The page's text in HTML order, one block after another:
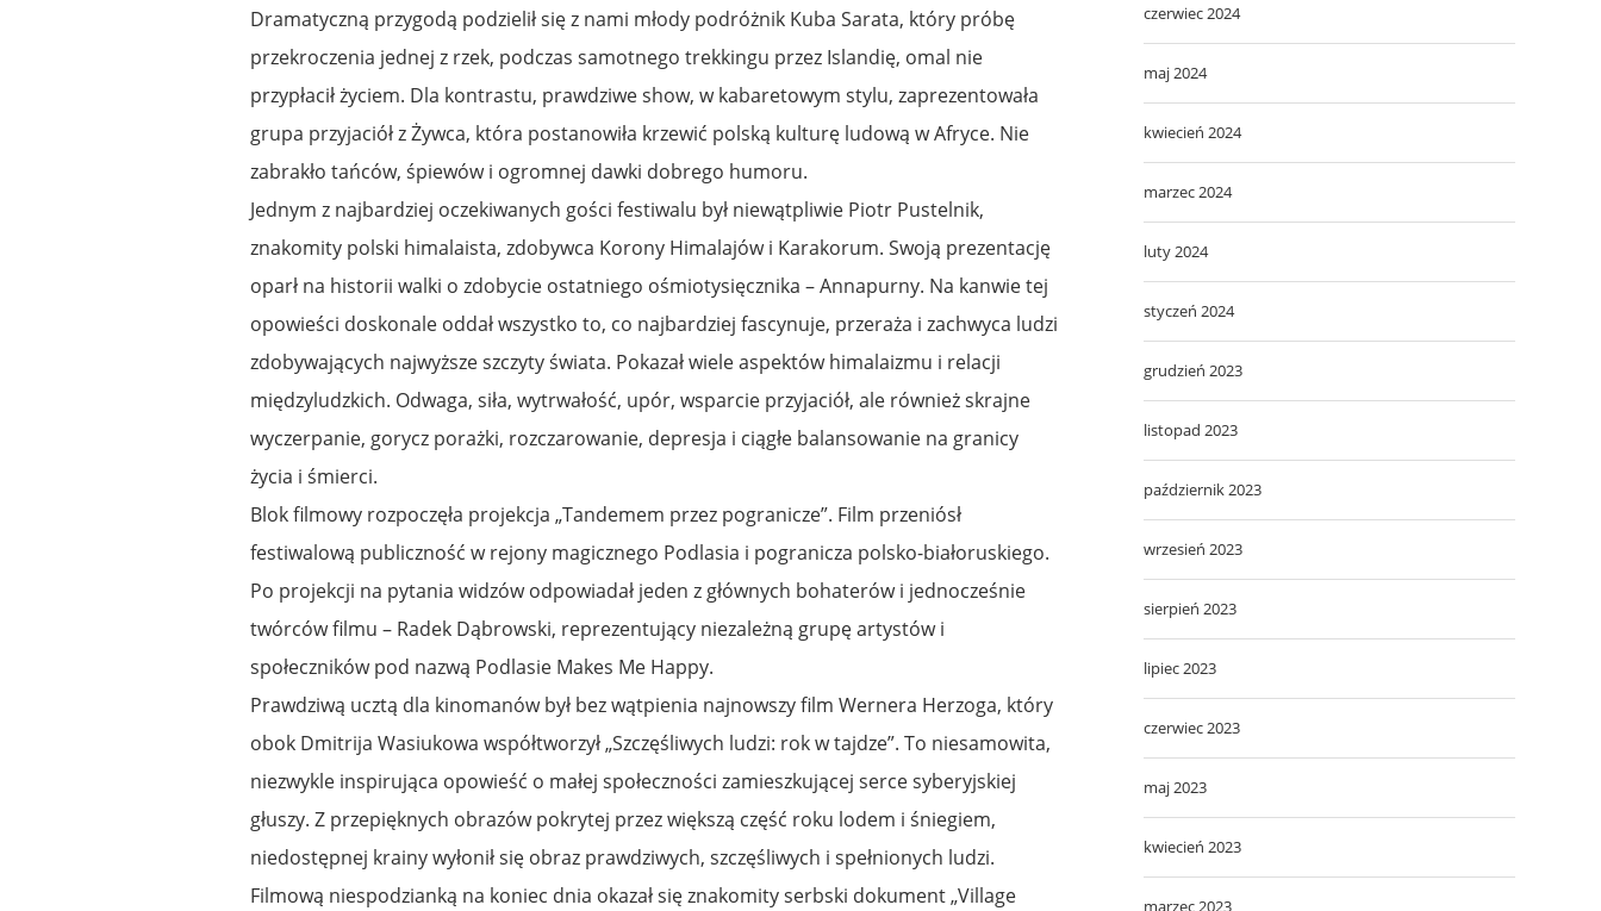
Dramatyczną przygodą podzielił się z nami młody podróżnik Kuba Sarata, który próbę
przekroczenia jednej z rzek, podczas samotnego trekkingu przez Islandię, omal nie
przypłacił życiem. Dla kontrastu, prawdziwe show, w kabaretowym stylu, zaprezentowała
grupa przyjaciół z Żywca, która postanowiła krzewić polską kulturę ludową w Afryce. Nie
zabrakło tańców, śpiewów i ogromnej dawki dobrego humoru.
Jednym z najbardziej oczekiwanych gości festiwalu był niewątpliwie Piotr Pustelnik,
znakomity polski himalaista, zdobywca Korony Himalajów i Karakorum. Swoją prezentację
oparł na historii walki o zdobycie ostatniego ośmiotysięcznika – Annapurny. Na kanwie tej
opowieści doskonale oddał wszystko to, co najbardziej fascynuje, przeraża i zachwyca ludzi
zdobywających najwyższe szczyty świata. Pokazał wiele aspektów himalaizmu i relacji
międzyludzkich. Odwaga, siła, wytrwałość, upór, wsparcie przyjaciół, ale również skrajne
wyczerpanie, gorycz porażki, rozczarowanie, depresja i ciągłe balansowanie na granicy
życia i śmierci.
Blok filmowy rozpoczęła projekcja „Tandemem przez pogranicze”. Film przeniósł
festiwalową publiczność w rejony magicznego Podlasia i pogranicza polsko-białoruskiego.
Po projekcji na pytania widzów odpowiadał jeden z głównych bohaterów i jednocześnie
twórców filmu – Radek Dąbrowski, reprezentujący niezależną grupę artystów i
społeczników pod nazwą Podlasie Makes Me Happy.
Prawdziwą ucztą dla kinomanów był bez wątpienia najnowszy film Wernera Herzoga, który
obok Dmitrija Wasiukowa współtworzył „Szczęśliwych ludzi: rok w tajdze”. To niesamowita,
niezwykle inspirująca opowieść o małej społeczności zamieszkującej serce syberyjskiej
głuszy. Z przepięknych obrazów pokrytej przez większą część roku lodem i śniegiem,
niedostępnej krainy wyłonił się obraz prawdziwych, szczęśliwych i spełnionych ludzi.
Filmową niespodzianką na koniec dnia okazał się znakomity serbski dokument „Village
czerwiec 2024
maj 2024
kwiecień 2024
marzec 2024
luty 2024
styczeń 2024
grudzień 2023
listopad 2023
październik 2023
wrzesień 2023
sierpień 2023
lipiec 2023
czerwiec 2023
maj 2023
kwiecień 2023
marzec 2023